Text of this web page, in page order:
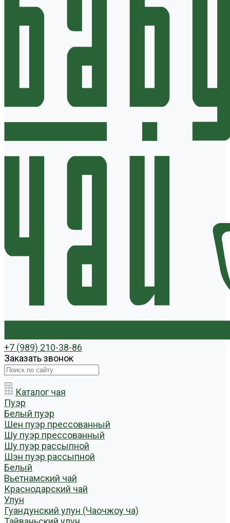
+7 (989) 210-38-86
Заказать звонок
Каталог чая
Пуэр
Белый пуэр
Шен пуэр прессованный
Шу пуэр прессованный
Шу пуэр рассыпной
Шэн пуэр рассыпной
Белый
Вьетнамский чай
Краснодарский чай
Улун
Гуандунский улун (Чаочжоу ча)